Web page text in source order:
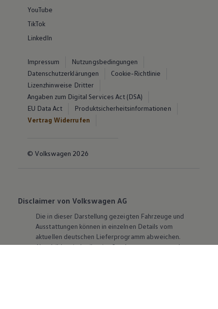
YouTube
TikTok
LinkedIn
Impressum
Nutzungsbedingungen
Datenschutzerklärungen
Cookie-Richtlinie
Lizenzhinweise Dritter
Angaben zum Digital Services Act (DSA)
EU Data Act
Produktsicherheitsinformationen
Vertrag Widerrufen
© Volkswagen 2026
Disclaimer von Volkswagen AG
Die in dieser Darstellung gezeigten Fahrzeuge und
Ausstattungen können in einzelnen Details vom
aktuellen deutschen Lieferprogramm abweichen.
Abgebildet sind teilweise Sonderausstattungen der